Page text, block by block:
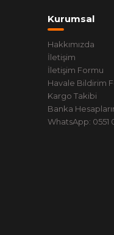
Kurumsal
Hakkımızda
İletişim
İletişim Formu
Havale Bildirim
Kargo Takibi
Banka
WhatsApp: 0551